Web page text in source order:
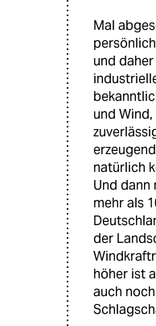
Mal
und
und
natürlich
Und dann
mehr als
der
höher ist
auch